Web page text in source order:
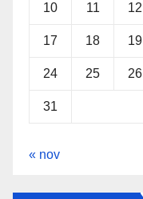
10 11 12
17 18 19
24 25 26
31
« nov